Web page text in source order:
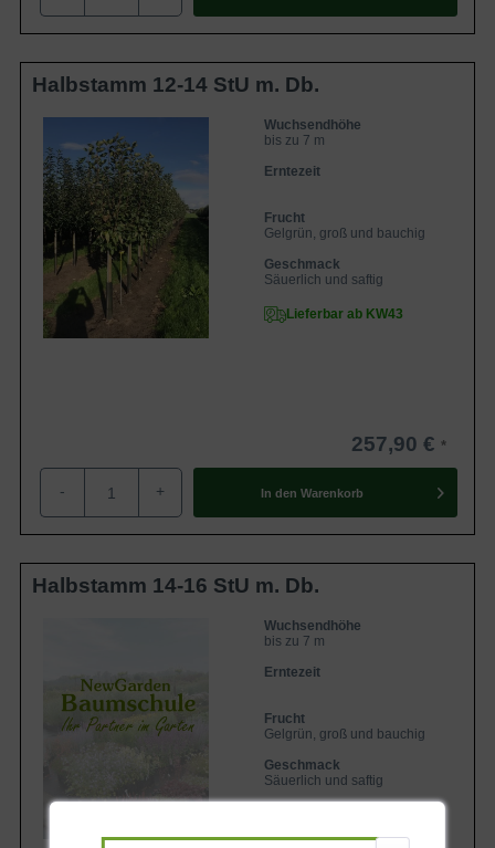
Halbstamm 12-14 StU m. Db.
Wuchsendhöhe
bis zu 7 m
Erntezeit
Frucht
Gelgrün, groß und bauchig
Geschmack
Säuerlich und saftig
Lieferbar ab KW43
257,90 €
- + In den Warenkorb
Halbstamm 14-16 StU m. Db.
Wuchsendhöhe
bis zu 7 m
Erntezeit
Frucht
Gelgrün, groß und bauchig
Geschmack
Säuerlich und saftig